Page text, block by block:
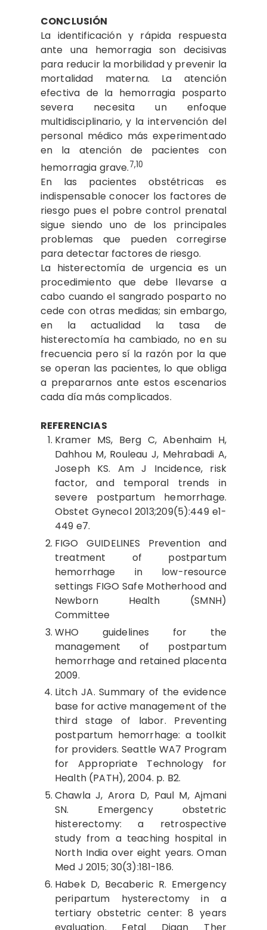
CONCLUSIÓN
La identificación y rápida respuesta
ante una hemorragia son decisivas
para reducir la morbilidad y prevenir la
mortalidad materna. La atención
efectiva de la hemorragia posparto
severa necesita un enfoque
multidisciplinario, y la intervención del
personal médico más experimentado
en la atención de pacientes con
hemorragia grave.7,10
En las pacientes obstétricas es
indispensable conocer los factores de
riesgo pues el pobre control prenatal
sigue siendo uno de los principales
problemas que pueden corregirse
para detectar factores de riesgo.
La histerectomía de urgencia es un
procedimiento que debe llevarse a
cabo cuando el sangrado posparto no
cede con otras medidas; sin embargo,
en la actualidad la tasa de
histerectomía ha cambiado, no en su
frecuencia pero sí la razón por la que
se operan las pacientes, lo que obliga
a prepararnos ante estos escenarios
cada día más complicados.
REFERENCIAS
Kramer MS, Berg C, Abenhaim H,
Dahhou M, Rouleau J, Mehrabadi A,
Joseph KS. Am J Incidence, risk
factor, and temporal trends in
severe postpartum hemorrhage.
Obstet Gynecol 2013;209(5):449 e1-
449 e7.
FIGO GUIDELINES Prevention and
treatment of postpartum
hemorrhage in low-resource
settings FIGO Safe Motherhood and
Newborn Health (SMNH)
Committee
WHO guidelines for the
management of postpartum
hemorrhage and retained placenta
2009.
Litch JA. Summary of the evidence
base for active management of the
third stage of labor. Preventing
postpartum hemorrhage: a toolkit
for providers. Seattle WA7 Program
for Appropriate Technology for
Health (PATH), 2004. p. B2.
Chawla J, Arora D, Paul M, Ajmani
SN. Emergency obstetric
histerectomy: a retrospective
study from a teaching hospital in
North India over eight years. Oman
Med J 2015; 30(3):181-186.
Habek D, Becaberic R. Emergency
peripartum hysterectomy in a
tertiary obstetric center: 8 years